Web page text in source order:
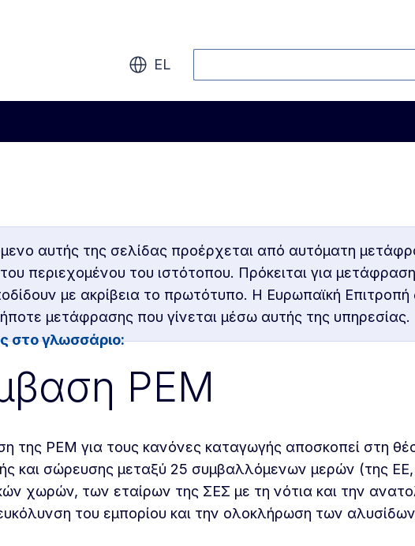
EL
αυτής της σελίδας προέρχεται από αυτόματη
του περιεχομένου του ιστότοπου. Πρόκειται για
με ακρίβεια το πρωτότυπο. Η Ευρωπαϊκή Επιτροπή
μετάφρασης που γίνεται μέσω αυτής της υπηρεσίας.
στο γλωσσάριο:
PEM
της ΡΕΜ για τους κανόνες καταγωγής αποσκοπεί στη
και σώρευσης μεταξύ 25 συμβαλλόμενων μερών (της
χωρών, των εταίρων της ΣΕΣ με τη νότια και την
του εμπορίου και την ολοκλήρωση των